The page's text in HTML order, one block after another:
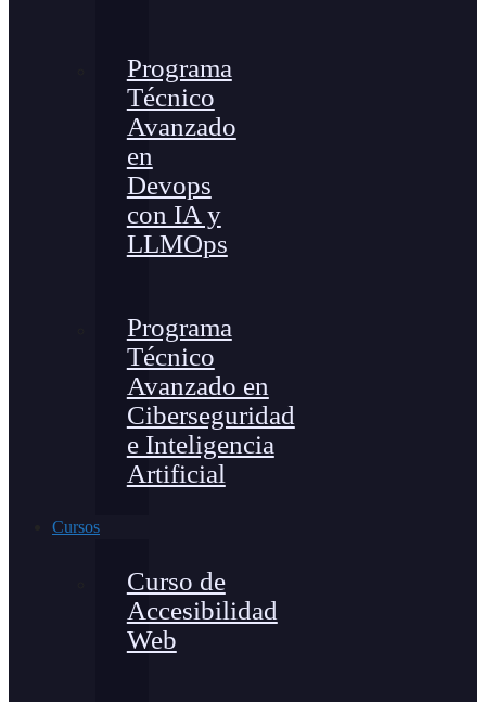
Programa
Técnico
Avanzado
en
Devops
con IA y
LLMOps
Programa
Técnico
Avanzado en
Ciberseguridad
e Inteligencia
Artificial
Cursos
Curso de
Accesibilidad
Web